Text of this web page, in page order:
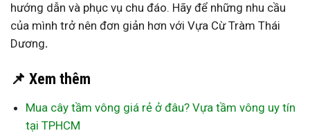
hướng dẫn và phục vụ chu đáo. Hãy để những nhu cầu
của mình trở nên đơn giản hơn với Vựa Cừ Tràm Thái
Dương.
📌 Xem thêm
Mua cây tầm vông giá rẻ ở đâu? Vựa tầm vông uy tín
tại TPHCM